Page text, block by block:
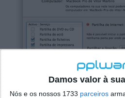
Damos valor à
Nós e os nossos 1733 parceiros